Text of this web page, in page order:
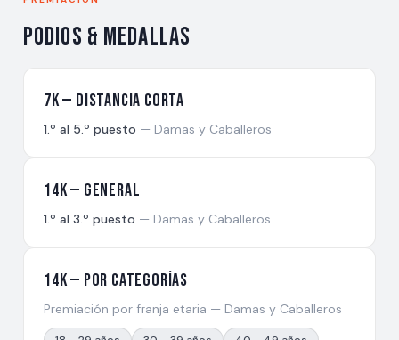
Podios & Medallas
7K — Distancia Corta
1.º al 5.º puesto — Damas y Caballeros
14K — General
1.º al 3.º puesto — Damas y Caballeros
14K — Por Categorías
Premiación por franja etaria — Damas y Caballeros